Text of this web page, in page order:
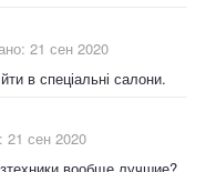
21 сен 2020
в спеціальні салони.
21 сен 2020